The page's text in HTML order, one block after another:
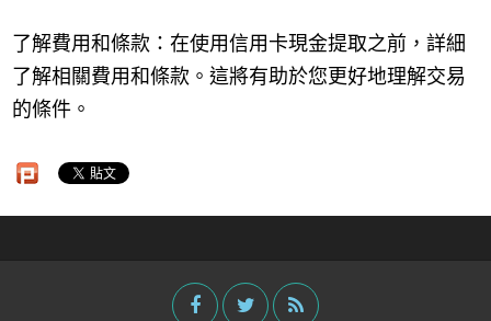
了解費用和條款：在使用信用卡現金提取之前，詳細
了解相關費用和條款。這將有助於您更好地理解交易
的條件。